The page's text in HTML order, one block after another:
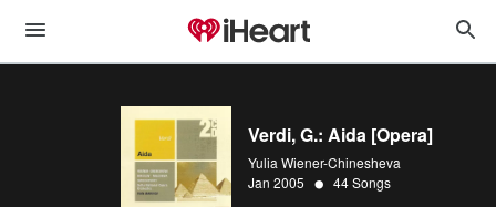
Verdi, G.: Aida [Opera]
Yulia Wiener-Chinesheva
Jan 2005 • 44 Songs